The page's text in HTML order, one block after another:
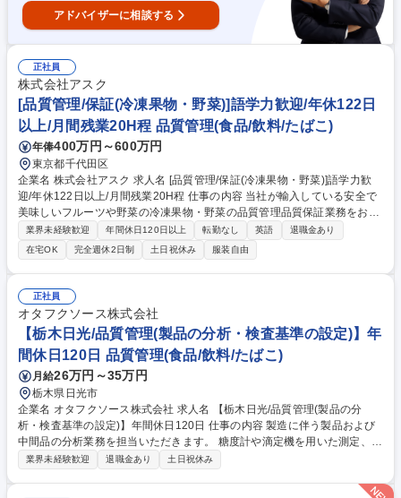
アドバイザーに相談する
正社員
株式会社アスク
[品質管理/保証(冷凍果物・野菜)]語学力歓迎/年休122日
以上/月間残業20H程 品質管理(食品/飲料/たばこ)
年俸400万円～600万円
東京都千代田区
企業名 株式会社アスク 求人名 [品質管理/保証(冷凍果物・野菜)]語学力歓
迎/年休122日以上/月間残業20H程 仕事の内容 当社が輸入している安全で
美味しいフルーツや野菜の冷凍果物・野菜の品質管理品質保証業務をお任
せいたします。 1.食品事故防止のための安全性の検証及びその対応 2.顧客
からのクレーム対応、原因の究明・再発防止策 の策定、今後の商品企画・
品質管理への反映 3.製品の品質規格の設定や自社・取引先の仕様書作成 4.
国内外の仕入れ先とのやりとり、視察、製造立ち合い、監査等 5.品質管
理、基準管理、品質改善活動 6.新商品の表示作成・確認作業 7.製品の品質
検証、確認作業 8.検査機関、保健所・税関などの行政機関とのやりとり、
確認業務 募集職種 [品質管理/保証(冷凍果物・野菜)]語学力歓迎/年休122日
以上/月間残業20H程
業界未経験歓迎 年間休日120日以上 転勤なし 英語
退職金あり
在宅OK
完全週休2日制 土日祝休み 服装自由
正社員
オタフクソース株式会社
【栃木日光/品質管理(製品の分析・検査基準の設定)】年
間休日120日 品質管理(食品/飲料/たばこ)
月給26万円～35万円
栃木県日光市
企業名 オタフクソース株式会社 求人名 【栃木日光/品質管理(製品の分
析・検査基準の設定)】年間休日120日 仕事の内容 製造に伴う製品および
中間品の分析業務を担当いただきます。 糖度計や滴定機を用いた測定、分
析表の作成、微生物の検査、データの取りまとめに加え、品質検査基準の
査対応も行い、品質面から信頼を支えます。日々の業務の中での小さな気
業界未経験歓迎 退職金あり 土日祝休み